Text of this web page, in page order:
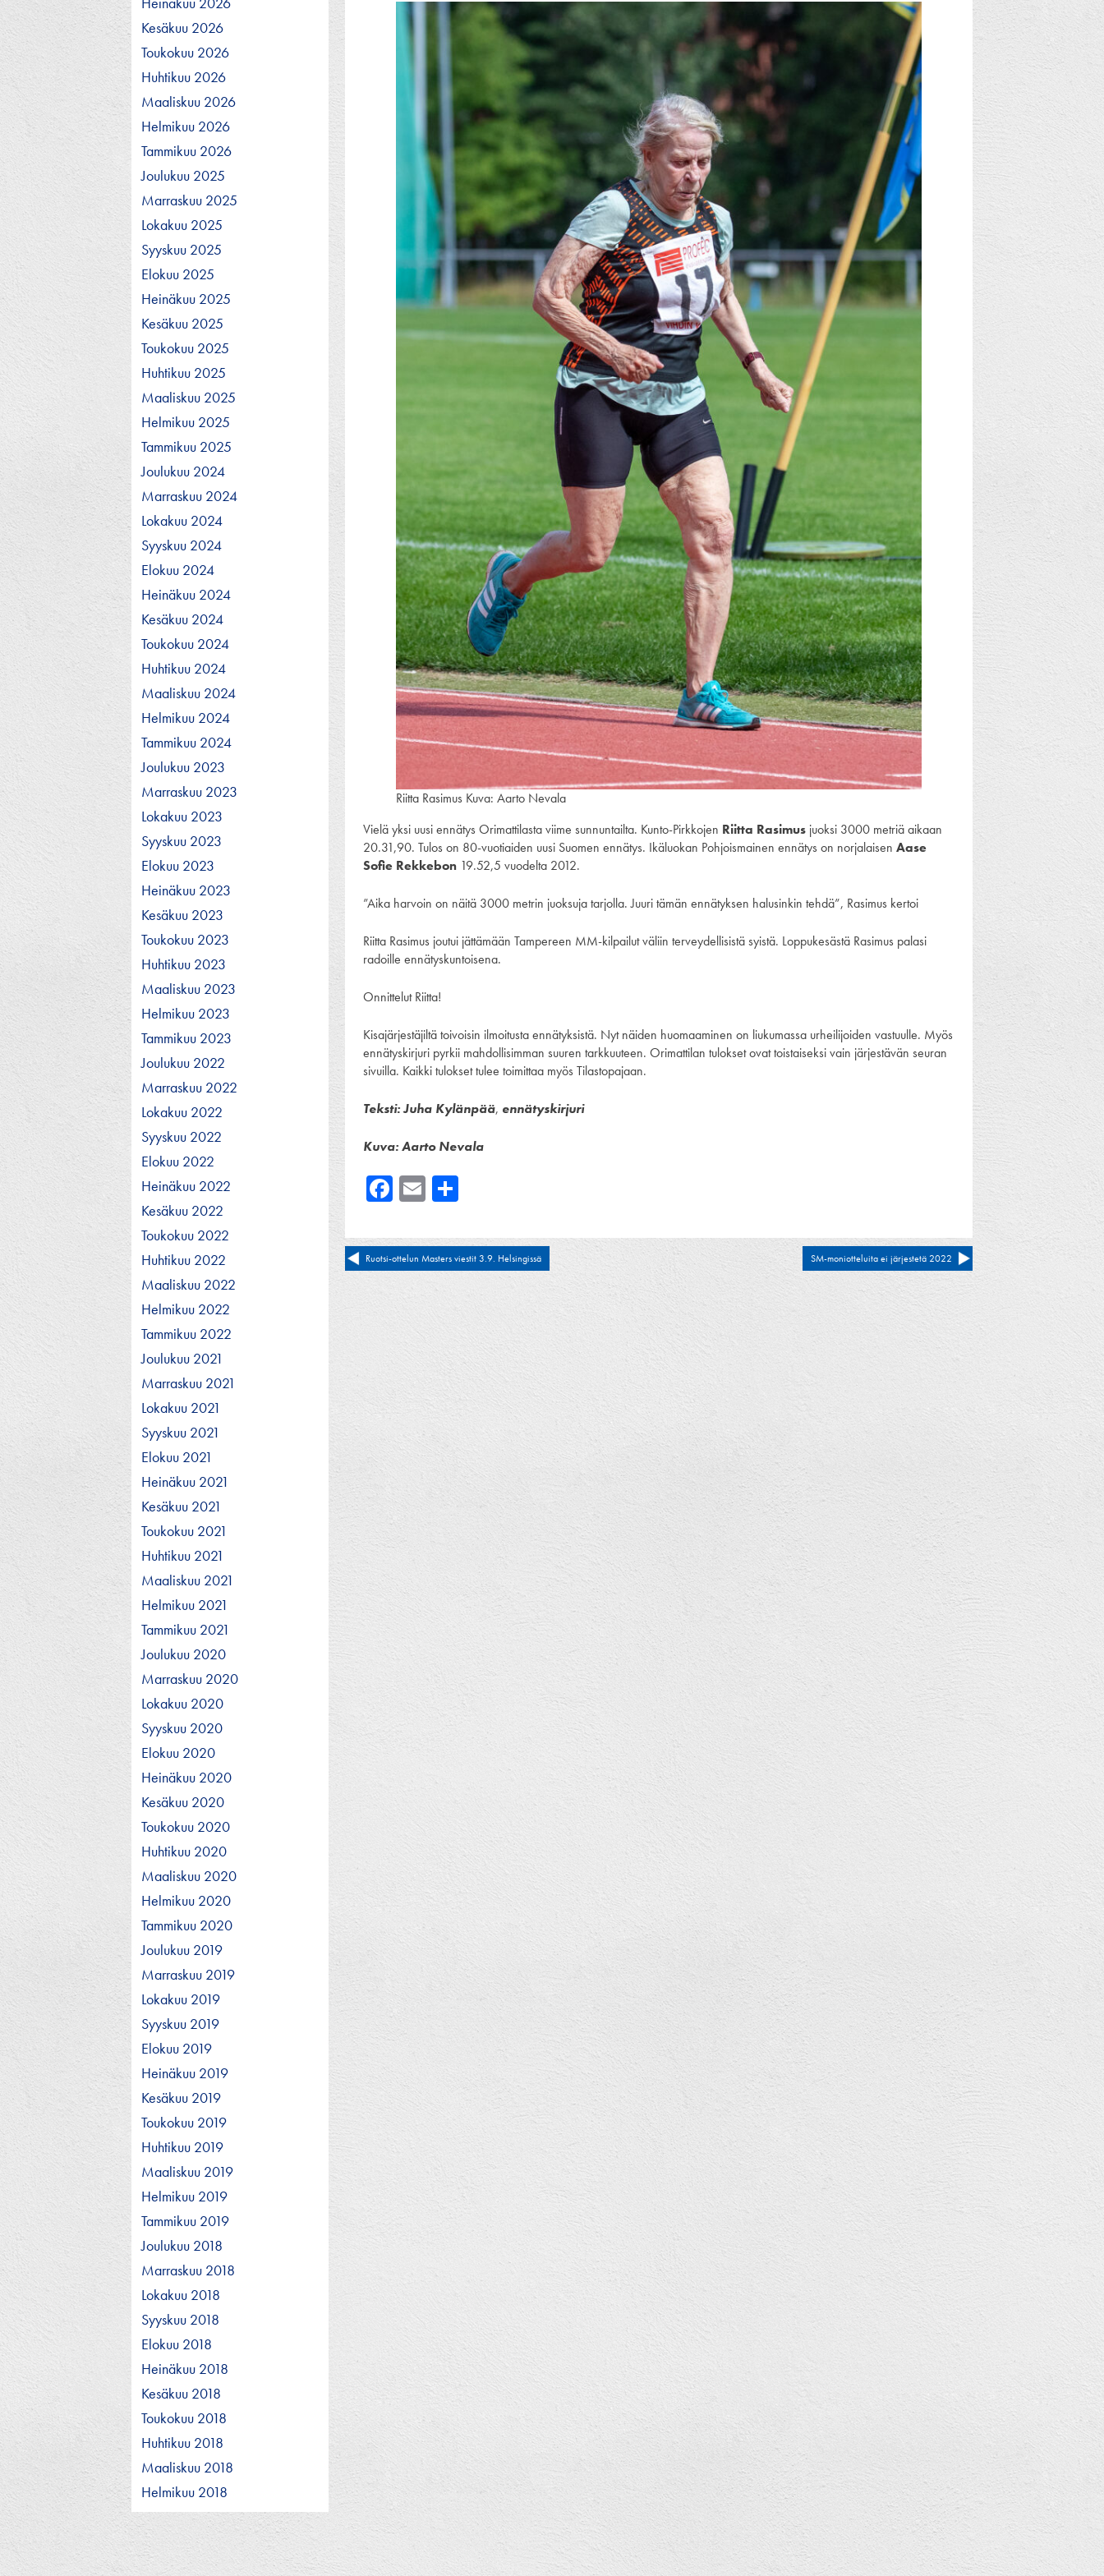
Kesäkuu 2026
Toukokuu 2026
Huhtikuu 2026
Maaliskuu 2026
Helmikuu 2026
Tammikuu 2026
Joulukuu 2025
Marraskuu 2025
Lokakuu 2025
Syyskuu 2025
Elokuu 2025
Heinäkuu 2025
Kesäkuu 2025
Toukokuu 2025
Huhtikuu 2025
Maaliskuu 2025
Helmikuu 2025
Tammikuu 2025
Joulukuu 2024
Marraskuu 2024
Lokakuu 2024
Syyskuu 2024
Elokuu 2024
Heinäkuu 2024
Kesäkuu 2024
Toukokuu 2024
Huhtikuu 2024
Maaliskuu 2024
Helmikuu 2024
Tammikuu 2024
Joulukuu 2023
Marraskuu 2023
Lokakuu 2023
Syyskuu 2023
Elokuu 2023
Heinäkuu 2023
Kesäkuu 2023
Toukokuu 2023
Huhtikuu 2023
Maaliskuu 2023
Helmikuu 2023
Tammikuu 2023
Joulukuu 2022
Marraskuu 2022
Lokakuu 2022
Syyskuu 2022
Elokuu 2022
Heinäkuu 2022
Kesäkuu 2022
Toukokuu 2022
Huhtikuu 2022
Maaliskuu 2022
Helmikuu 2022
Tammikuu 2022
Joulukuu 2021
Marraskuu 2021
Lokakuu 2021
Syyskuu 2021
Elokuu 2021
Heinäkuu 2021
Kesäkuu 2021
Toukokuu 2021
Huhtikuu 2021
Maaliskuu 2021
Helmikuu 2021
Tammikuu 2021
Joulukuu 2020
Marraskuu 2020
Lokakuu 2020
Syyskuu 2020
Elokuu 2020
Heinäkuu 2020
Kesäkuu 2020
Toukokuu 2020
Huhtikuu 2020
Maaliskuu 2020
Helmikuu 2020
Tammikuu 2020
Joulukuu 2019
Marraskuu 2019
Lokakuu 2019
Syyskuu 2019
Elokuu 2019
Heinäkuu 2019
Kesäkuu 2019
Toukokuu 2019
Huhtikuu 2019
Maaliskuu 2019
Helmikuu 2019
Tammikuu 2019
Joulukuu 2018
Marraskuu 2018
Lokakuu 2018
Syyskuu 2018
Elokuu 2018
Heinäkuu 2018
Kesäkuu 2018
Toukokuu 2018
Huhtikuu 2018
Maaliskuu 2018
Helmikuu 2018
Riitta Rasimus Kuva: Aarto Nevala
Vielä yksi uusi ennätys Orimattilasta viime sunnuntailta. Kunto-Pirkkojen Riitta Rasimus juoksi 3000 metriä aikaan
20.31,90. Tulos on 80-vuotiaiden uusi Suomen ennätys. Ikäluokan Pohjoismainen ennätys on norjalaisen Aase
Sofie Rekkebon 19.52,5 vuodelta 2012.
”Aika harvoin on näitä 3000 metrin juoksuja tarjolla. Juuri tämän ennätyksen halusinkin tehdä”, Rasimus kertoi
Riitta Rasimus joutui jättämään Tampereen MM-kilpailut väliin terveydellisistä syistä. Loppukesästä Rasimus palasi
radoille ennätyskuntoisena.
Onnittelut Riitta!
Kisajärjestäjiltä toivoisin ilmoitusta ennätyksistä. Nyt näiden huomaaminen on liukumassa urheilijoiden vastuulle. Myös
ennätyskirjuri pyrkii mahdollisimman suuren tarkkuuteen. Orimattilan tulokset ovat toistaiseksi vain järjestävän seuran
sivuilla. Kaikki tulokset tulee toimittaa myös Tilastopajaan.
Teksti: Juha Kylänpää, ennätyskirjuri
Kuva: Aarto Nevala
Facebook
Email
Artikkelien
Ruotsi-ottelun Masters viestit 3.9. Helsingissä SM-moniotteluita ei järjestetä 2022